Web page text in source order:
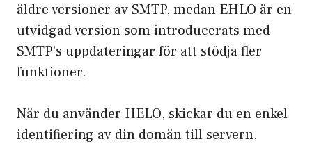
äldre versioner av SMTP, medan EHLO är en
utvidgad version som introducerats med
SMTP’s uppdateringar för att stödja fler
funktioner.
När du använder HELO, skickar du en enkel
identifiering av din domän till servern.